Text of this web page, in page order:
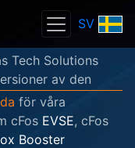
SV
Tech Solutions
av den
för våra
cFos EVSE, cFos
Booster